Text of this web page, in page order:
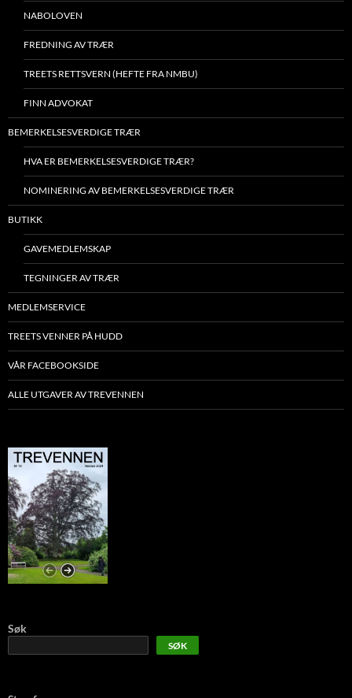
NABOLOVEN
FREDNING AV TRÆR
TREETS RETTSVERN (HEFTE FRA NMBU)
FINN ADVOKAT
BEMERKELSESVERDIGE TRÆR
HVA ER BEMERKELSESVERDIGE TRÆR?
NOMINERING AV BEMERKELSESVERDIGE TRÆR
BUTIKK
GAVEMEDLEMSKAP
TEGNINGER AV TRÆR
MEDLEMSERVICE
TREETS VENNER PÅ HUDD
VÅR FACEBOOKSIDE
ALLE UTGAVER AV TREVENNEN
Søk
SØK